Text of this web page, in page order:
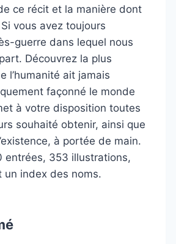
ce récit et la manière dont
vous avez toujours
guerre dans lequel nous
Découvrez la plus
l’humanité ait jamais
façonné le monde
à votre disposition toutes
souhaité obtenir, ainsi que
à portée de main.
entrées, 353 illustrations,
un index des noms.